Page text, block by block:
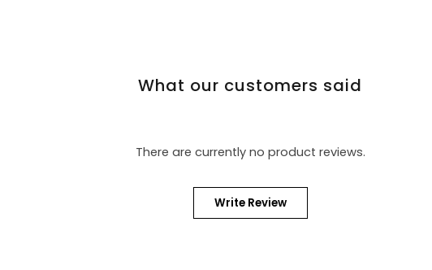
What our customers said
There are currently no product reviews.
Write Review